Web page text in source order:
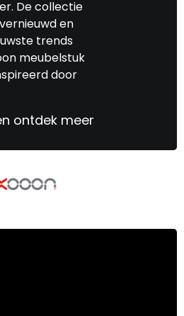
De collectie
en
trends
meubelstuk
door
ontdek meer